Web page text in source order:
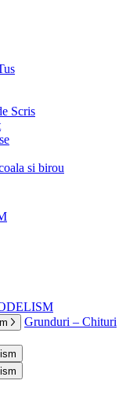
Scris
si birou
Grunduri – Chituri